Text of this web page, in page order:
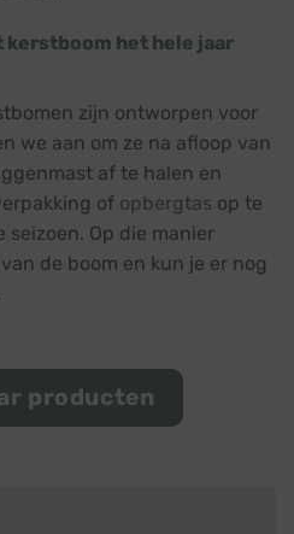
kerstboom het hele jaar
zijn ontworpen voor
we aan om ze na afloop van
af te halen en
of opbergtas op te
Op die manier
de boom en kun je er nog
producten